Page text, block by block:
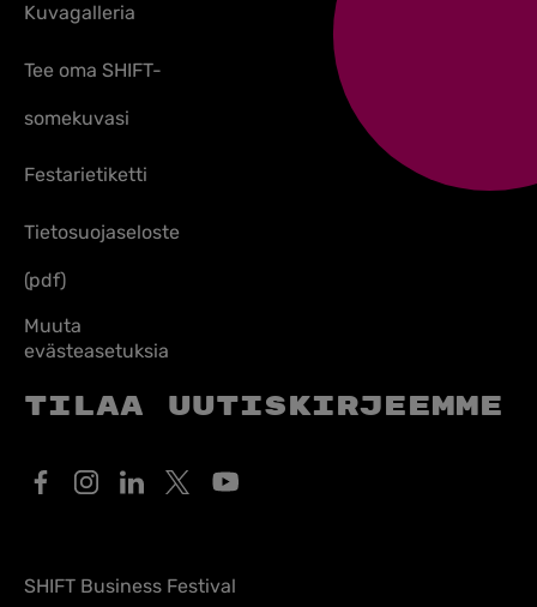
Kuvagalleria
Tee oma SHIFT-
somekuvasi
Festarietiketti
Tietosuojaseloste
(pdf)
Muuta
evästeasetuksia
Tilaa uutiskirjeemme
SHIFT Business Festival